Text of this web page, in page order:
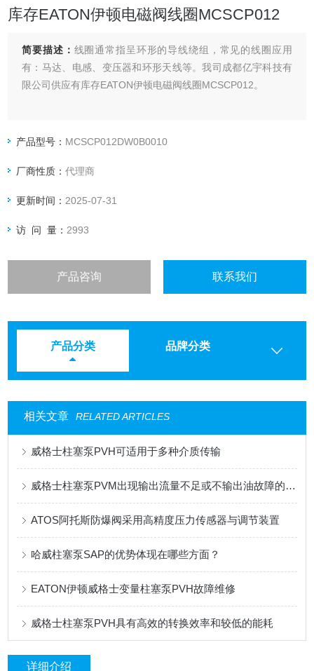
库存EATON伊顿电磁阀线圈MCSCP012
简要描述： 线圈通常指呈环形的导线绕组，常见的线圈应用
有：马达、电感、变压器和环形天线等。我司成都亿宇科技有
限公司供应有库存EATON伊顿电磁阀线圈MCSCP012。
产品型号： MCSCP012DW0B0010
厂商性质：代理商
更新时间： 2025-07-31
访 问 量： 2993
产品咨询 联系我们
产品分类 品牌分类
相关文章 RELATED ARTICLES
威格士柱塞泵PVH可适用于多种介质传输
威格士柱塞泵PVM出现输出流量不足或不输出油故障的解决方法
ATOS阿托斯防爆阀采用高精度压力传感器与调节装置
哈威柱塞泵SAP的优势体现在哪些方面？
EATON伊顿威格士变量柱塞泵PVH故障维修
威格士柱塞泵PVH具有高效的转换效率和较低的能耗
详细介绍